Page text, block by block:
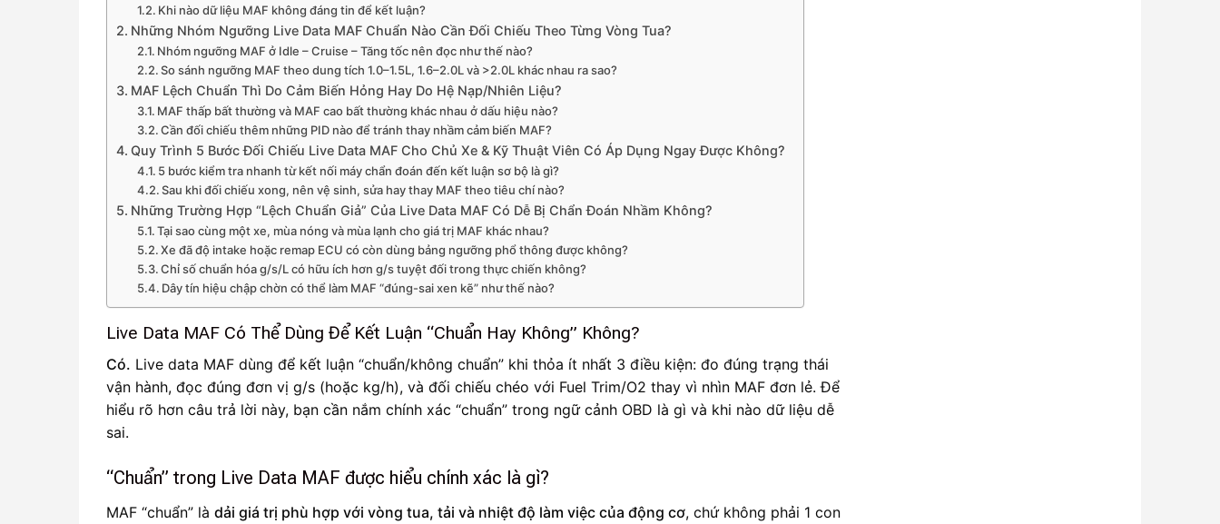
Khi nào dữ liệu MAF không đáng tin để kết luận?
Những Nhóm Ngưỡng Live Data MAF Chuẩn Nào Cần Đối Chiếu Theo Từng Vòng Tua?
Nhóm ngưỡng MAF ở Idle – Cruise – Tăng tốc nên đọc như thế nào?
So sánh ngưỡng MAF theo dung tích 1.0–1.5L, 1.6–2.0L và >2.0L khác nhau ra sao?
MAF Lệch Chuẩn Thì Do Cảm Biến Hỏng Hay Do Hệ Nạp/Nhiên Liệu?
MAF thấp bất thường và MAF cao bất thường khác nhau ở dấu hiệu nào?
Cần đối chiếu thêm những PID nào để tránh thay nhầm cảm biến MAF?
Quy Trình 5 Bước Đối Chiếu Live Data MAF Cho Chủ Xe & Kỹ Thuật Viên Có Áp Dụng Ngay Được Không?
5 bước kiểm tra nhanh từ kết nối máy chẩn đoán đến kết luận sơ bộ là gì?
Sau khi đối chiếu xong, nên vệ sinh, sửa hay thay MAF theo tiêu chí nào?
Những Trường Hợp “Lệch Chuẩn Giả” Của Live Data MAF Có Dễ Bị Chẩn Đoán Nhầm Không?
Tại sao cùng một xe, mùa nóng và mùa lạnh cho giá trị MAF khác nhau?
Xe đã độ intake hoặc remap ECU có còn dùng bảng ngưỡng phổ thông được không?
Chỉ số chuẩn hóa g/s/L có hữu ích hơn g/s tuyệt đối trong thực chiến không?
Dây tín hiệu chập chờn có thể làm MAF “đúng-sai xen kẽ” như thế nào?
Live Data MAF Có Thể Dùng Để Kết Luận “Chuẩn Hay Không” Không?
Có. Live data MAF dùng để kết luận “chuẩn/không chuẩn” khi thỏa ít nhất 3 điều kiện: đo đúng trạng thái
vận hành, đọc đúng đơn vị g/s (hoặc kg/h), và đối chiếu chéo với Fuel Trim/O2 thay vì nhìn MAF đơn lẻ. Để
hiểu rõ hơn câu trả lời này, bạn cần nắm chính xác “chuẩn” trong ngữ cảnh OBD là gì và khi nào dữ liệu dễ
sai.
“Chuẩn” trong Live Data MAF được hiểu chính xác là gì?
MAF “chuẩn” là dải giá trị phù hợp với vòng tua, tải và nhiệt độ làm việc của động cơ, chứ không phải 1 con